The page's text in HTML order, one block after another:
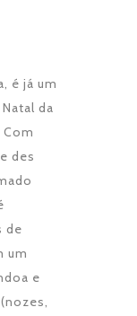
é já um
da
des
de
um
e